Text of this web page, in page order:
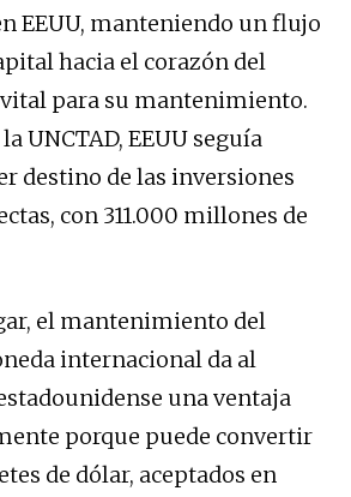
EEUU, manteniendo un flujo
hacia el corazón del
para su mantenimiento.
UNCTAD, EEUU seguía
destino de las inversiones
con 311.000 millones de
el mantenimiento del
internacional da al
una ventaja
porque puede convertir
de dólar, aceptados en